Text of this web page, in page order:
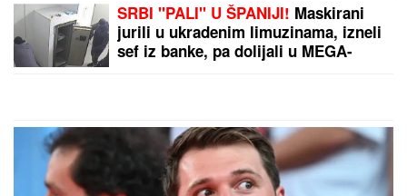
SRBI "PALI" U ŠPANIJI! Maskirani
jurili u ukradenim limuzinama, izneli
sef iz banke, pa dolijali u MEGA-